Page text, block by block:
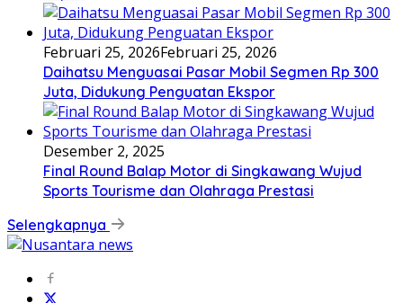
Februari 25, 2026Februari 25, 2026
Daihatsu Menguasai Pasar Mobil Segmen Rp 300
Juta, Didukung Penguatan Ekspor
Desember 2, 2025
Final Round Balap Motor di Singkawang Wujud
Sports Tourisme dan Olahraga Prestasi
Selengkapnya